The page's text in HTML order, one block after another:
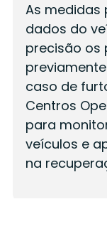
As medidas
dados do
precisão os
caso de
Centros
para
veículos e
na